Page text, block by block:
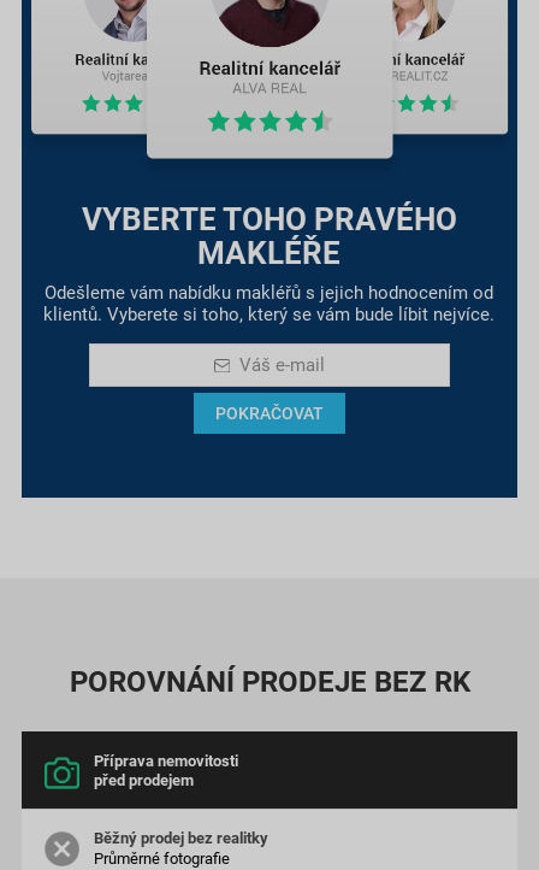
VYBERTE TOHO PRAVÉHO
MAKLÉŘE
Odešleme vám nabídku makléřů s jejich hodnocením od
klientů. Vyberete si toho, který se vám bude líbit nejvíce.
Váš e-mail
POKRAČOVAT
POROVNÁNÍ PRODEJE BEZ RK
Příprava nemovitosti
před prodejem
Průměrnéfotografie